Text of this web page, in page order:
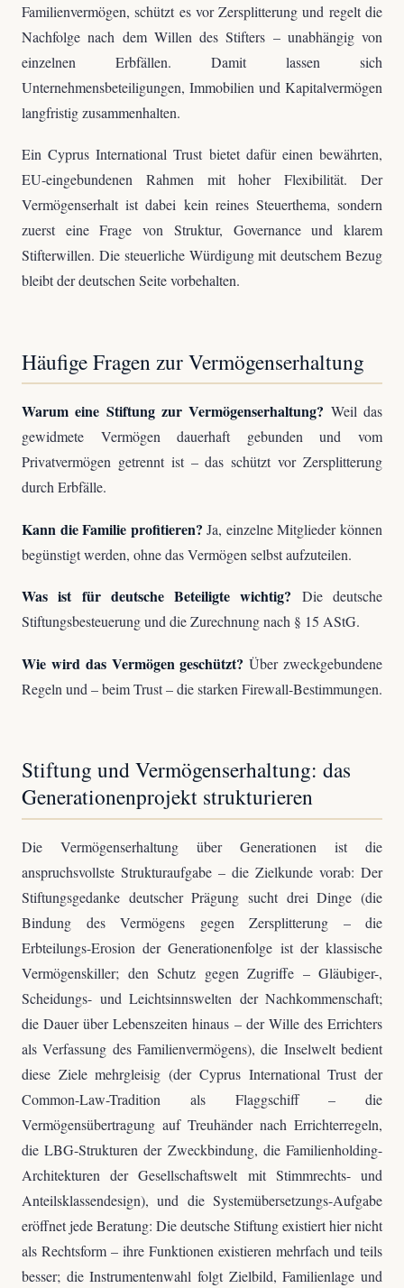
Familienvermögen, schützt es vor Zersplitterung und regelt die
Nachfolge nach dem Willen des Stifters – unabhängig von
einzelnen Erbfällen. Damit lassen sich
Unternehmensbeteiligungen, Immobilien und Kapitalvermögen
langfristig zusammenhalten.
Ein Cyprus International Trust bietet dafür einen bewährten,
EU-eingebundenen Rahmen mit hoher Flexibilität. Der
Vermögenserhalt ist dabei kein reines Steuerthema, sondern
zuerst eine Frage von Struktur, Governance und klarem
Stifterwillen. Die steuerliche Würdigung mit deutschem Bezug
bleibt der deutschen Seite vorbehalten.
Häufige Fragen zur Vermögenserhaltung
Warum eine Stiftung zur Vermögenserhaltung? Weil das
gewidmete Vermögen dauerhaft gebunden und vom
Privatvermögen getrennt ist – das schützt vor Zersplitterung
durch Erbfälle.
Kann die Familie profitieren? Ja, einzelne Mitglieder können
begünstigt werden, ohne das Vermögen selbst aufzuteilen.
Was ist für deutsche Beteiligte wichtig? Die deutsche
Stiftungsbesteuerung und die Zurechnung nach § 15 AStG.
Wie wird das Vermögen geschützt? Über zweckgebundene
Regeln und – beim Trust – die starken Firewall-Bestimmungen.
Stiftung und Vermögenserhaltung: das
Generationenprojekt strukturieren
Die Vermögenserhaltung über Generationen ist die
anspruchsvollste Strukturaufgabe – die Zielkunde vorab: Der
Stiftungsgedanke deutscher Prägung sucht drei Dinge (die
Bindung des Vermögens gegen Zersplitterung – die
Erbteilungs-Erosion der Generationenfolge ist der klassische
Vermögenskiller; den Schutz gegen Zugriffe – Gläubiger-,
Scheidungs- und Leichtsinnswelten der Nachkommenschaft;
die Dauer über Lebenszeiten hinaus – der Wille des Errichters
als Verfassung des Familienvermögens), die Inselwelt bedient
diese Ziele mehrgleisig (der Cyprus International Trust der
Common-Law-Tradition als Flaggschiff – die
Vermögensübertragung auf Treuhänder nach Errichterregeln,
die LBG-Strukturen der Zweckbindung, die Familienholding-
Architekturen der Gesellschaftswelt mit Stimmrechts- und
Anteilsklassendesign), und die Systemübersetzungs-Aufgabe
eröffnet jede Beratung: Die deutsche Stiftung existiert hier nicht
als Rechtsform – ihre Funktionen existieren mehrfach und teils
besser; die Instrumentenwahl folgt Zielbild, Familienlage und